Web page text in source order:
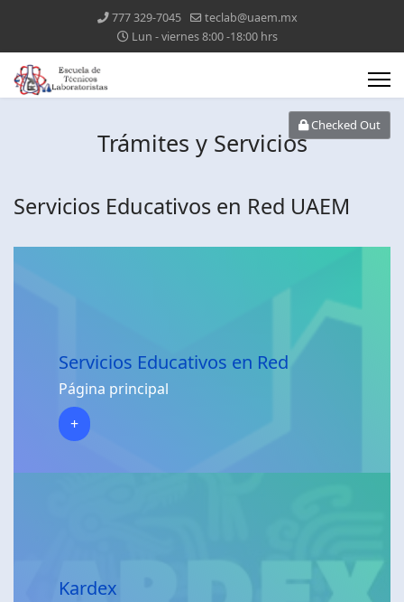
777 329-7045
teclab@uaem.mx
Lun - viernes 8:00 -18:00 hrs
Trámites y Servicios
Servicios Educativos en Red UAEM
Servicios Educativos en Red
Página principal
+
Kardex
Checked Out